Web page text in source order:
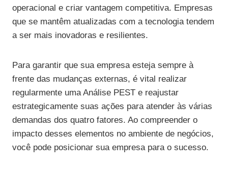
operacional e criar vantagem competitiva. Empresas
que se mantêm atualizadas com a tecnologia tendem
a ser mais inovadoras e resilientes.
Para garantir que sua empresa esteja sempre à
frente das mudanças externas, é vital realizar
regularmente uma Análise PEST e reajustar
estrategicamente suas ações para atender às várias
demandas dos quatro fatores. Ao compreender o
impacto desses elementos no ambiente de negócios,
você pode posicionar sua empresa para o sucesso.